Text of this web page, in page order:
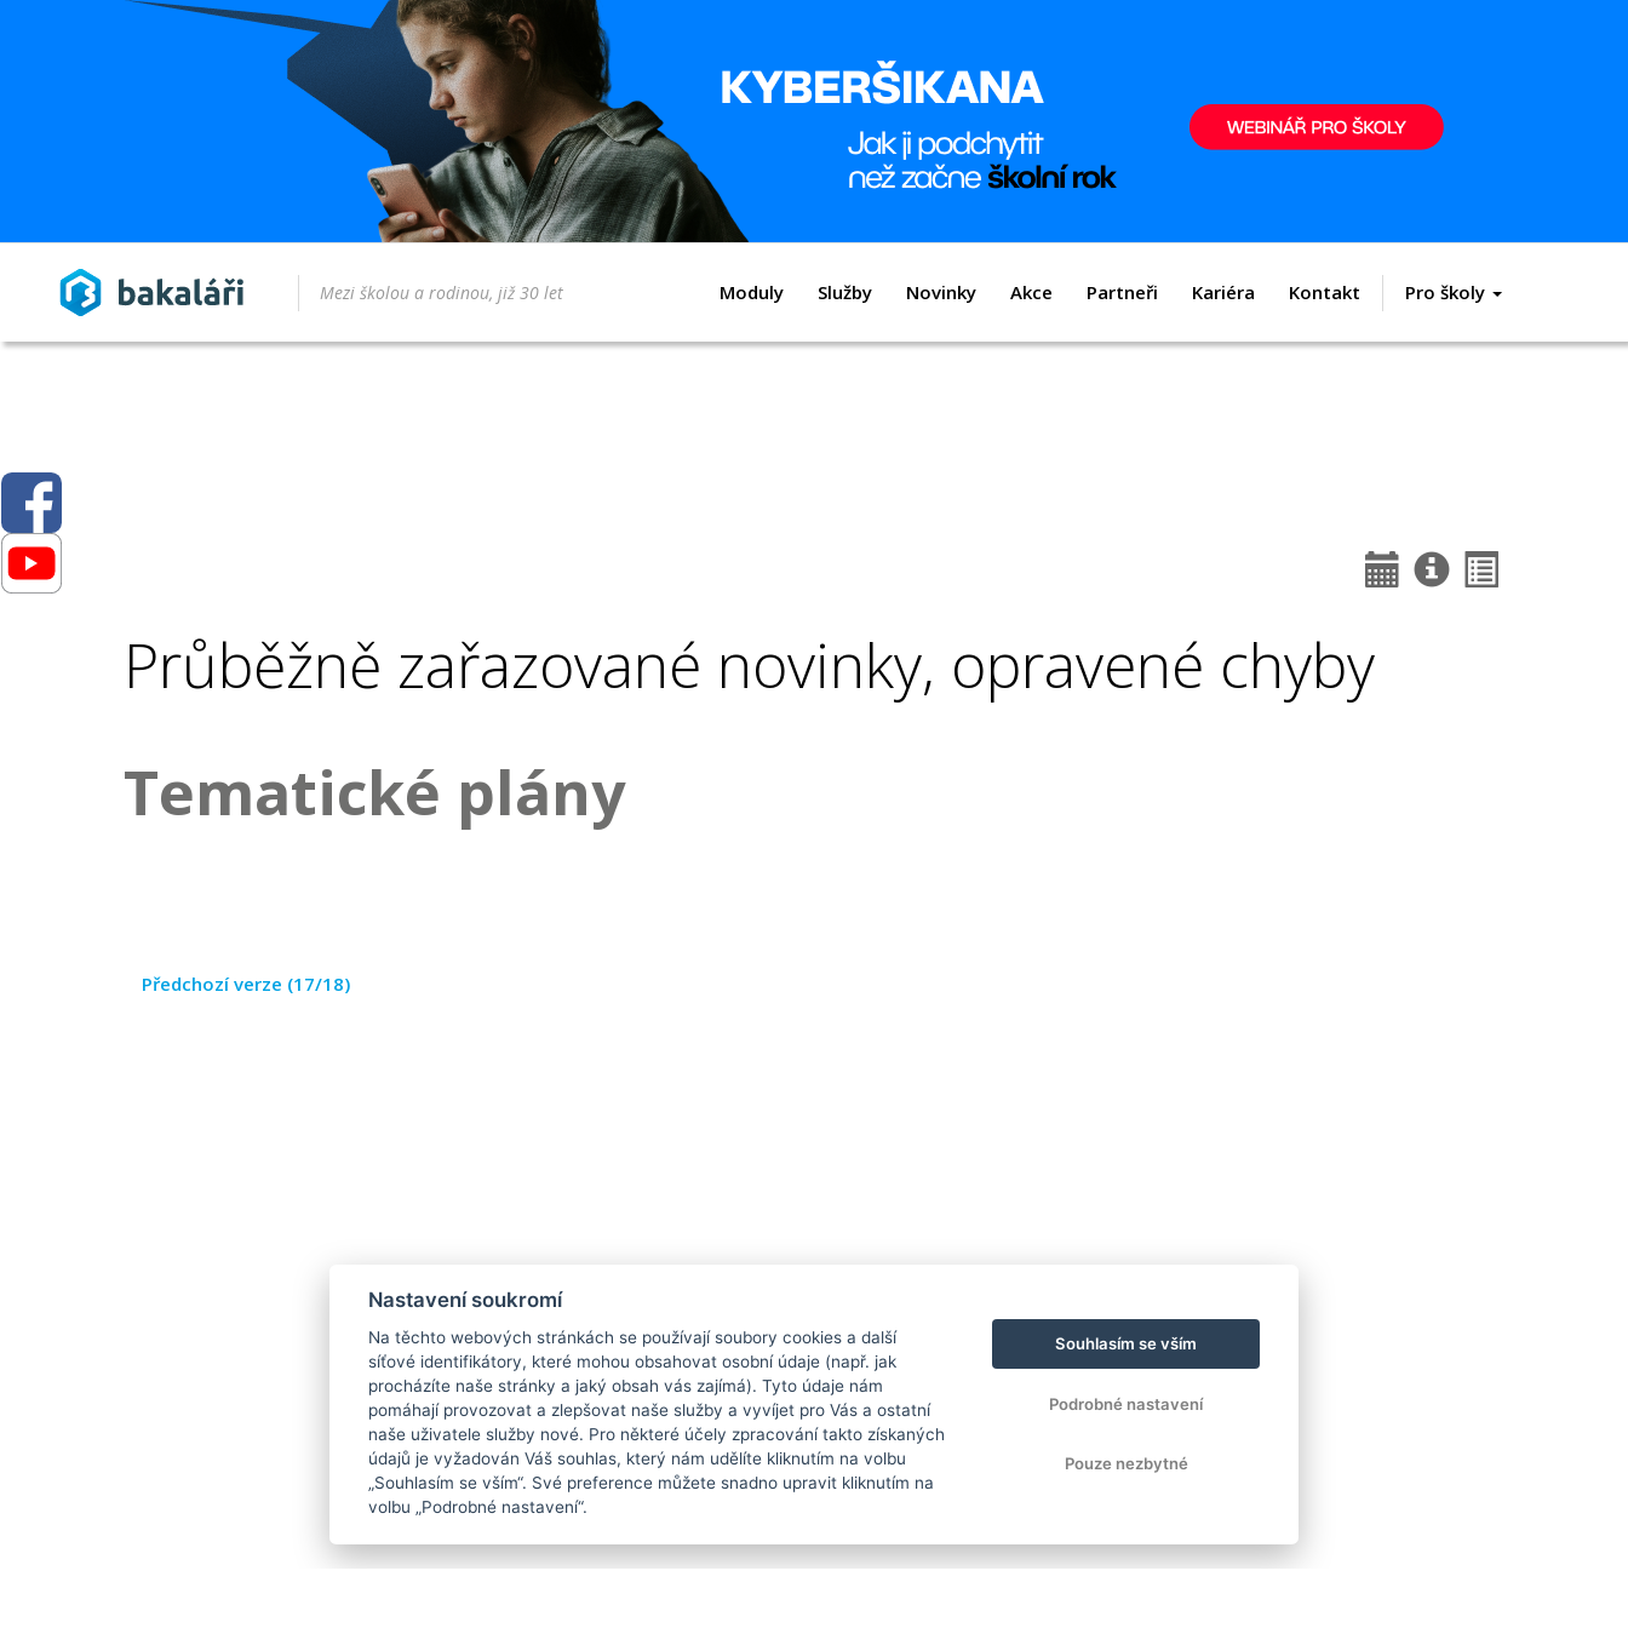
Moduly Služby Novinky Akce Partneři Kariéra Kontakt Pro školy
Průběžně zařazované novinky, opravené chyby
Tematické plány
Předchozí verze (17/18)
Nastavení soukromí
Na těchto webových stránkách se používají soubory cookies a další
síťové identifikátory, které mohou obsahovat osobní údaje (např. jak
procházíte naše stránky a jaký obsah vás zajímá). Tyto údaje nám
pomáhají provozovat a zlepšovat naše služby a vyvíjet pro Vás a ostatní
naše uživatele služby nové. Pro některé účely zpracování takto získaných
údajů je vyžadován Váš souhlas, který nám udělíte kliknutím na volbu
„Souhlasím se vším“. Své preference můžete snadno upravit kliknutím na
volbu „Podrobné nastavení“.
Souhlasím se vším
Podrobné nastavení
Pouze nezbytné